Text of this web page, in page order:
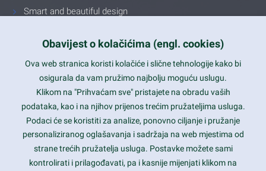
Smart and beautiful design
Latest trends and much more...
Contact Info
1600 Amphitheatre Parkway, Mountain View, CA 94043
Obavijest o kolačićima (engl. cookies)
Ova web stranica koristi kolačiće i slične tehnologije kako bi
osigurala da vam pružimo najbolju moguću uslugu.
Klikom na "Prihvaćam sve" pristajete na obradu vaših
podataka, kao i na njihov prijenos trećim pružateljima usluga.
Podaci će se koristiti za analize, ponovno ciljanje i pružanje
personaliziranog oglašavanja i sadržaja na web mjestima od
strane trećih pružatelja usluga. Postavke možete sami
kontrolirati i prilagođavati, pa i kasnije mijenjati klikom na